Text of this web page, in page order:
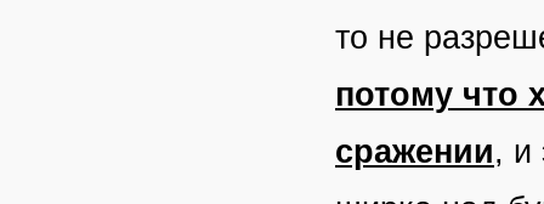
то не
потому что
сражении, и